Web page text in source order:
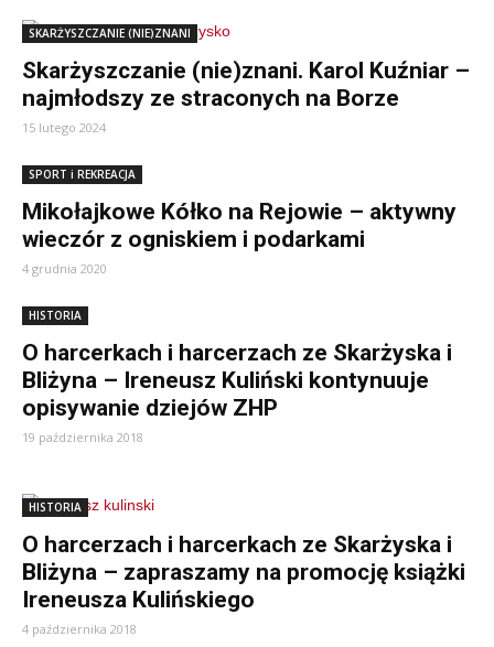
SKARŻYSZCZANIE (NIE)ZNANI
Skarżyszczanie (nie)znani. Karol Kuźniar –
najmłodszy ze straconych na Borze
15 lutego 2024
SPORT i REKREACJA
Mikołajkowe Kółko na Rejowie – aktywny
wieczór z ogniskiem i podarkami
4 grudnia 2020
HISTORIA
O harcerkach i harcerzach ze Skarżyska i
Bliżyna – Ireneusz Kuliński kontynuuje
opisywanie dziejów ZHP
19 października 2018
HISTORIA
O harcerzach i harcerkach ze Skarżyska i
Bliżyna – zapraszamy na promocję książki
Ireneusza Kulińskiego
4 października 2018